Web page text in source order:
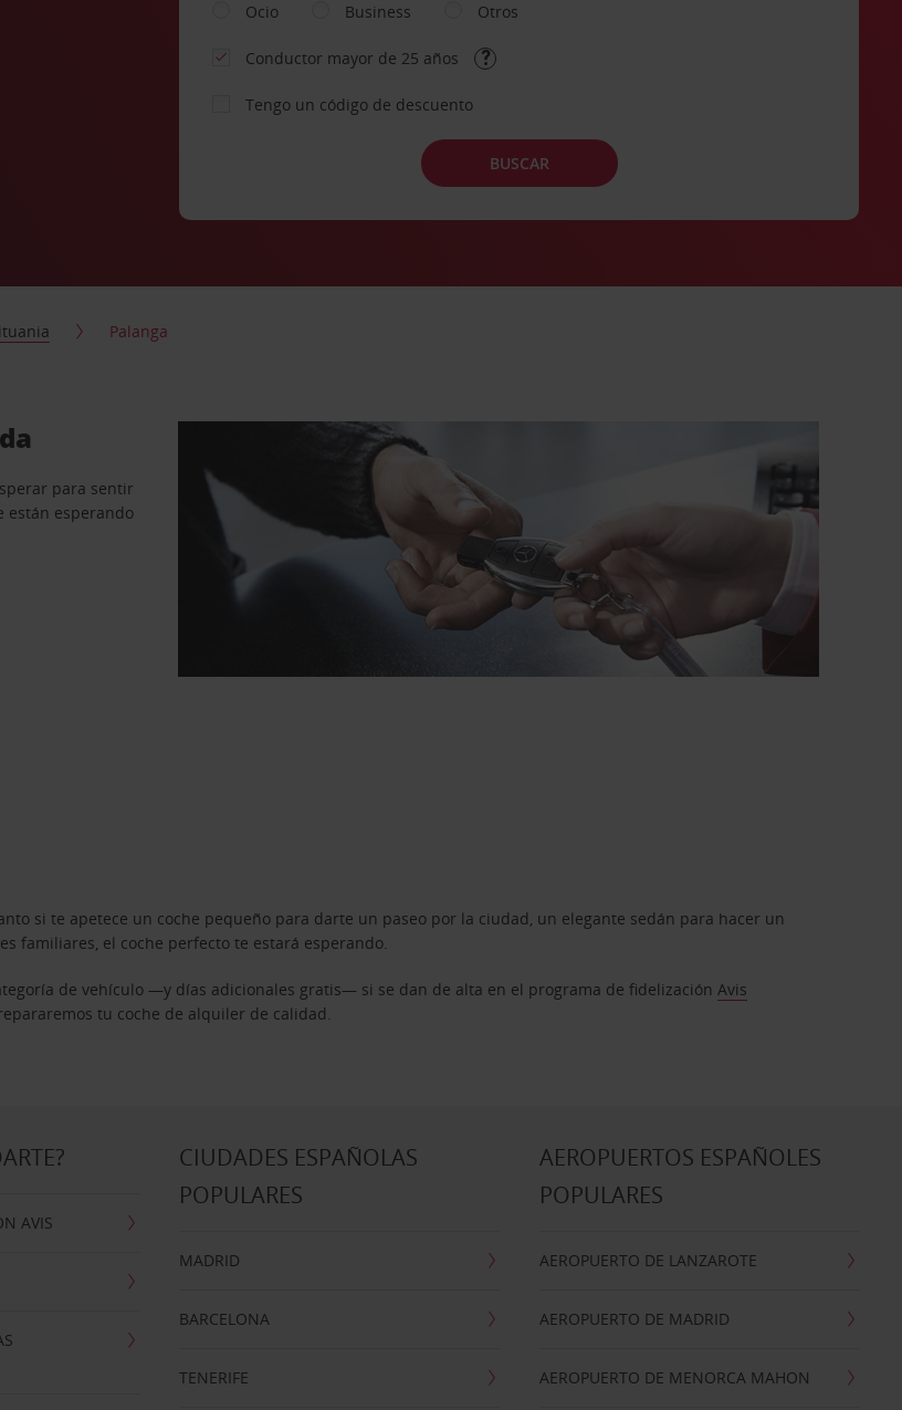
Ocio
Business Otros
Conductor mayor de 25 años
Tengo un código de descuento
BUSCAR
Palanga
para sentir
están esperando
si te apetece un coche pequeño para darte un paseo por la ciudad, un elegante sedán para hacer un
familiares, el coche perfecto te estará esperando.
de vehículo —y días adicionales gratis— si se dan de alta en el programa de fidelizaciónAvis
tu coche de alquiler de calidad.
AVIS
CIUDADES ESPAÑOLAS
POPULARES
MADRID
BARCELONA
TENERIFE
AEROPUERTOS ESPAÑOLES
POPULARES
AEROPUERTO DE LANZAROTE
AEROPUERTO DE MADRID
AEROPUERTO DE MENORCA MAHON